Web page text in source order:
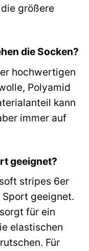
größere
die Socken?
hochwertigen
Polyamid
kann
immer auf
geeignet?
stripes 6er
geeignet.
für ein
elastischen
Für